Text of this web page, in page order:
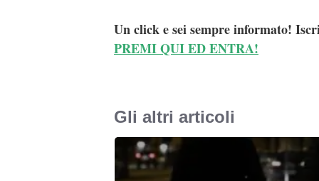
Un click e sei sempre informato!
PREMI QUI ED ENTRA!
Gli altri articoli